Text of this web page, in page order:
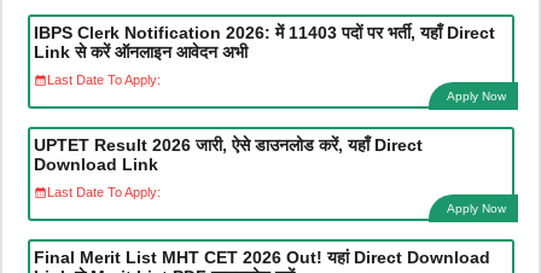
IBPS Clerk Notification 2026: में 11403 पदों पर भर्ती, यहाँ Direct
Link से करें ऑनलाइन आवेदन अभी
Last Date To Apply:
Apply Now
UPTET Result 2026 जारी, ऐसे डाउनलोड करें, यहाँ Direct
Download Link
Last Date To Apply:
Apply Now
Final Merit List MHT CET 2026 Out! यहां Direct Download